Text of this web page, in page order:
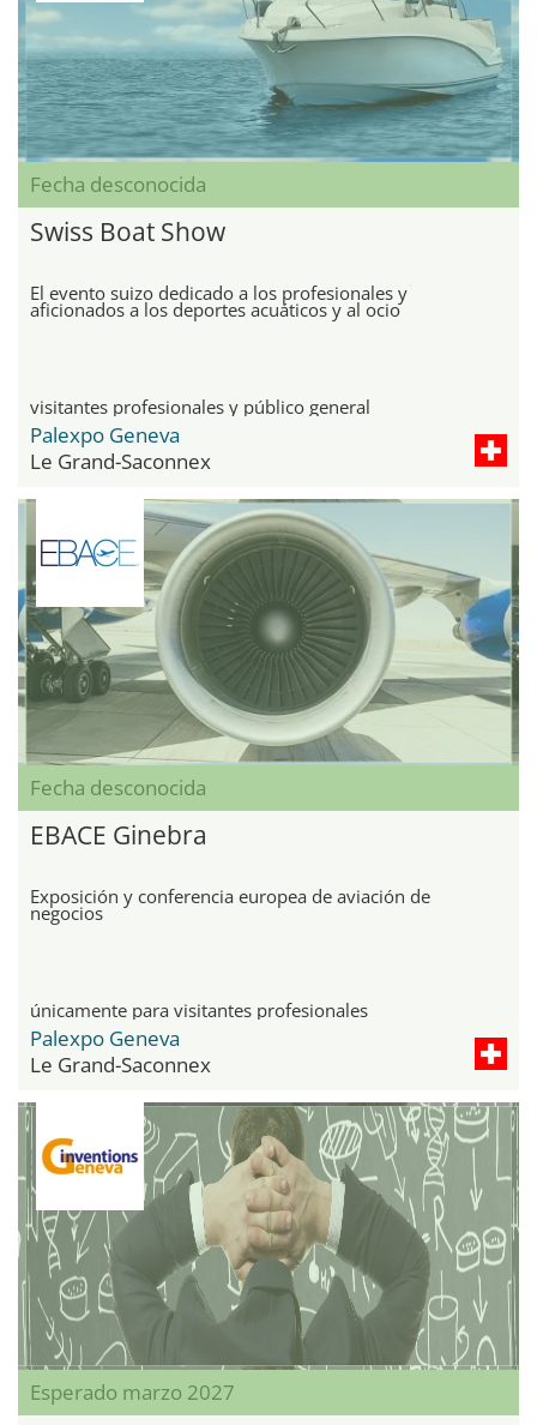
Fecha desconocida
Swiss Boat Show
El evento suizo dedicado a los profesionales y
aficionados a los deportes acuáticos y al ocio
visitantes profesionales y público general
Palexpo Geneva
Le Grand-Saconnex
Fecha desconocida
EBACE Ginebra
Exposición y conferencia europea de aviación de
negocios
únicamente para visitantes profesionales
Palexpo Geneva
Le Grand-Saconnex
Esperado marzo 2027